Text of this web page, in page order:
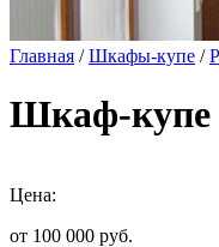
Главная /Шкафы-купе /
Шкаф-купе
Цена:
от 100 000 руб.